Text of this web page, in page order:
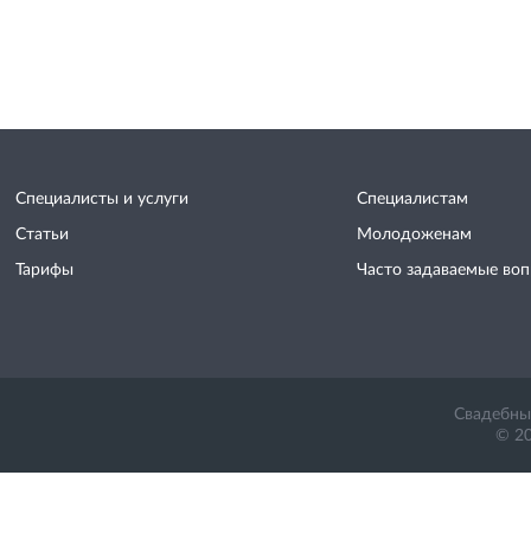
Специалисты и услуги
Статьи
Тарифы
Специалистам
Молодоженам
Часто задаваемые
©